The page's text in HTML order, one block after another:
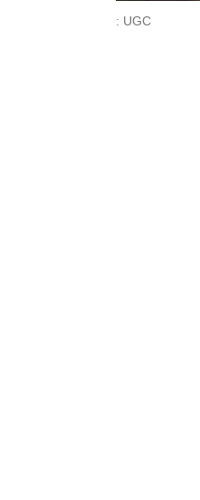
: UGC